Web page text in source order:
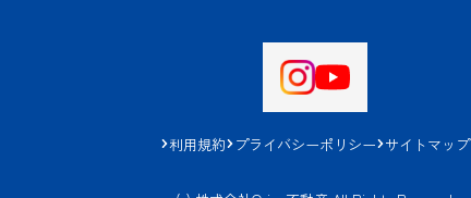
利用規約 プライバシーポリシー サイトマップ